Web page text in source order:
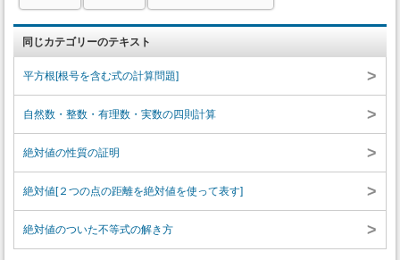
同じカテゴリーのテキスト
平方根[根号を含む式の計算問題] >
自然数・整数・有理数・実数の四則計算 >
絶対値の性質の証明 >
絶対値[２つの点の距離を絶対値を使って表す] >
絶対値のついた不等式の解き方 >